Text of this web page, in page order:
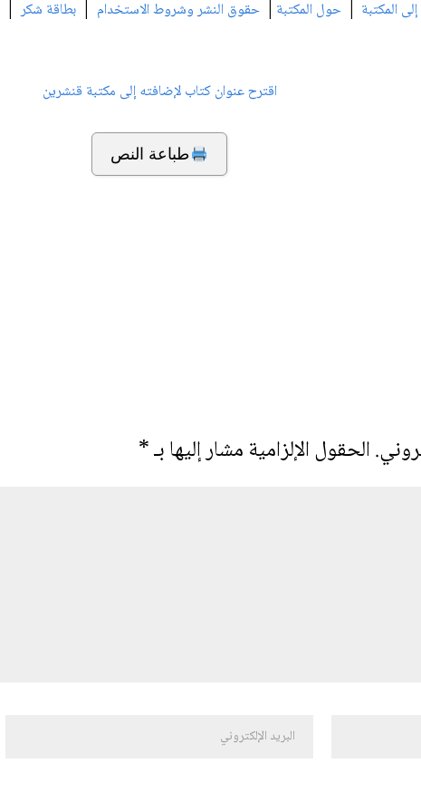
المكتبة | حول المكتبة | حقوق النشر وشروط الاستخدام | بطاقة شكر|
اقترح عنوان كتاب لإضافته إلى مكتبة قنشرين
طباعة النص
الحقول الإلزامية مشار إليها بـ*